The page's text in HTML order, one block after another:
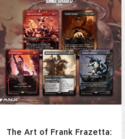
The Art of Frank Frazetta: